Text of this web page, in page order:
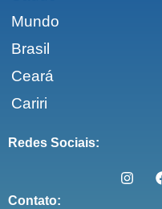
Mundo
Brasil
Ceará
Cariri
Redes Sociais:
Contato: